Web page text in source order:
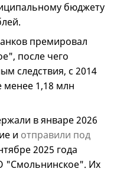
бюджету
премировал
после чего
следствия, с 2014
менее 1,18 млн
в январе 2026
и отправили под
2025 года
"Смольнинское". Их